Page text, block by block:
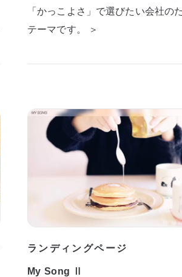
「かっこよさ」で選びたい会社の
テーマです。 ＞
ランディングページ
My Song Ⅱ